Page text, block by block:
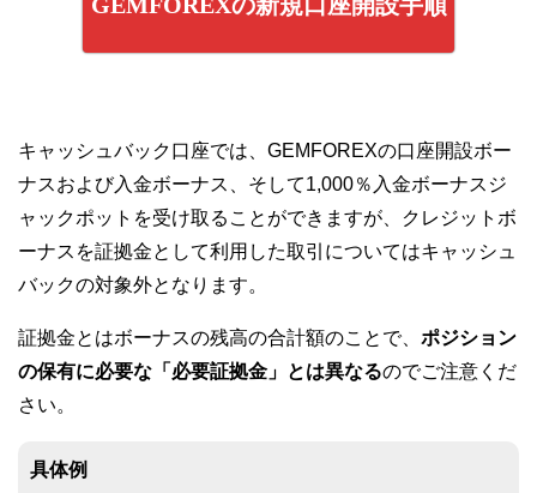
キャッシュバック口座では、GEMFOREXの口座開設ボー
ナスおよび入金ボーナス、そして1,000％入金ボーナスジ
ャックポットを受け取ることができますが、クレジットボ
ーナスを証拠金として利用した取引についてはキャッシュ
バックの対象外となります。
証拠金とはボーナスの残高の合計額のことで、 ポジション
の保有に必要な「必要証拠金」とは異なるのでご注意くだ
さい。
具体例